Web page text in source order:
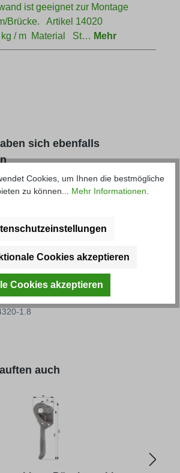
ist geeignet zur Montage
Brücke. Artikel 14020
kg / m Material St… Mehr
überspringen
sich ebenfalls
1.8
überspringen
auch
Cookies, um Ihnen die bestmögliche
zu können... Mehr Informationen.
Cookies akzeptieren
Cookies akzeptieren